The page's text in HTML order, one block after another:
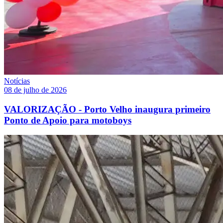
Notícias
08 de julho de 2026
VALORIZAÇÃO - Porto Velho inaugura primeiro
Ponto de Apoio para motoboys